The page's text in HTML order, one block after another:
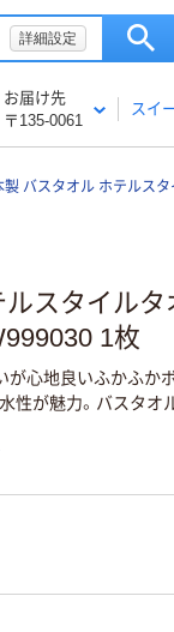
詳細設定
お届け先
〒135-0061
スイ
製 バスタオル ホテルス
ルスタイル
1枚
が心地良いふかふか
性が魅力。バスタオ